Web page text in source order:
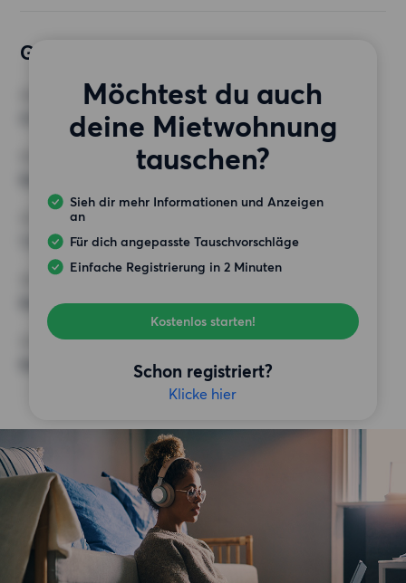
Gewünschte Wohnung
Möchtest du auch
deine Mietwohnung
tauschen?
Sieh dir mehr Informationen und Anzeigen
an
Für dich angepasste Tauschvorschläge
Einfache Registrierung in 2 Minuten
Kostenlos starten!
Schon registriert?
Klicke hier
4 Zimmer
MINDESTANZAHL AN QUADRATMETERN
HÖCHSTMIETE (KALTMIETE)
1 250 EUR
Keine besonderen Anforderungen
SONSTIGE PRÄFERENZEN
Keine bestimmten Präferenzen